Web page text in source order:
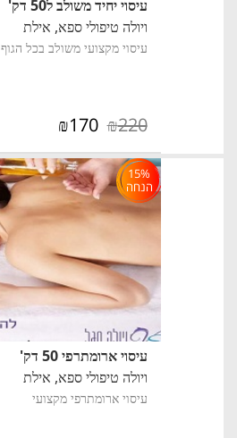
עיסוי יחיד משולב ל50 דק'
ויולה טיפולי ספא, אילת
עיסוי מקצועי משולב בכל הגוף
₪220
₪170
15%
הנחה
עיסוי ארומתרפי 50 דק'
ויולה טיפולי ספא, אילת
עיסוי ארומתרפי מקצועי